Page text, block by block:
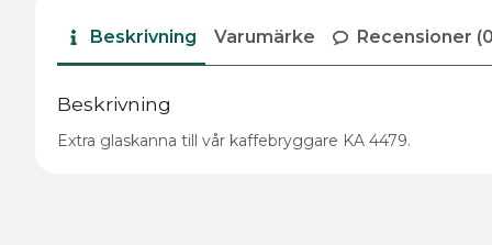
Beskrivning Varumärke Recensioner
Beskrivning
Extra glaskanna till vår kaffebryggare KA 4479.